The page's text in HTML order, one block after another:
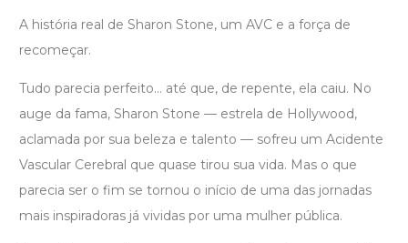
A história real de Sharon Stone, um AVC e a força de
recomeçar.
Tudo parecia perfeito... até que, de repente, ela caiu. No
auge da fama, Sharon Stone — estrela de Hollywood,
aclamada por sua beleza e talento — sofreu um Acidente
Vascular Cerebral que quase tirou sua vida. Mas o que
parecia ser o fim se tornou o início de uma das jornadas
mais inspiradoras já vividas por uma mulher pública.